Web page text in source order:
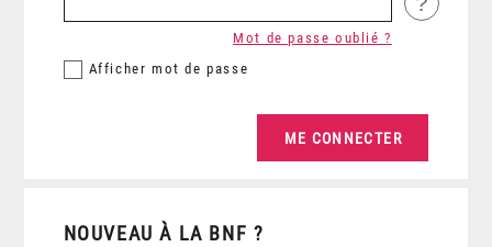
Afficher mot de passe
Mot de passe oublié ?
NOUVEAU À LA BNF ?